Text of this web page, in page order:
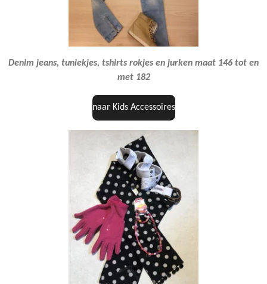
Denim jeans, tuniekjes, tshirts rokjes en jurken maat 146 tot en
met 182
naar Kids Accessoires